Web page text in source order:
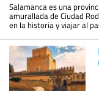
Salamanca es una
amurallada de Ciudad
en la historia y viajar al